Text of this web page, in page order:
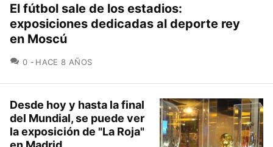
El fútbol sale de los estadios:
exposiciones dedicadas al deporte rey
en Moscú
0 COMENTARIOS
HACE 8 AÑOS
Desde hoy y hasta la final
del Mundial, se puede ver
la exposición de "La Roja"